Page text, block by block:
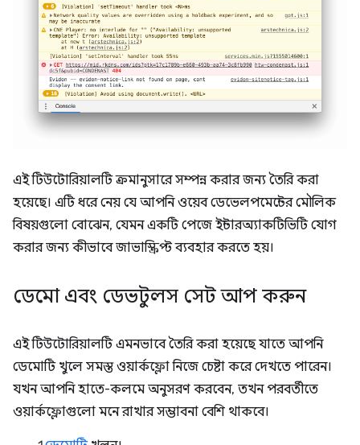
এই টিউটোরিয়ালটি ক্রমানুসারে সম্পন্ন করার জন্য তৈরি করা
হয়েছে। এটি ধরে নেয় যে আপনি ওয়েব ডেভেলপমেন্টের মৌলিক
বিষয়গুলো বোঝেন, যেমন একটি পেজে ইন্টারঅ্যাকটিভিটি যোগ
করার জন্য কীভাবে জাভাস্ক্রিপ্ট ব্যবহার করতে হয়।
ডেমো এবং ডেভটুলস সেট আপ করুন
এই টিউটোরিয়ালটি এমনভাবে তৈরি করা হয়েছে যাতে আপনি
ডেমোটি খুলে সমস্ত ওয়ার্কফ্লো নিজে চেষ্টা করে দেখতে পারেন।
যখন আপনি হাতে-কলমে অনুসরণ করবেন, তখন পরবর্তীতে
ওয়ার্কফ্লোগুলো মনে রাখার সম্ভাবনা বেশি থাকবে।